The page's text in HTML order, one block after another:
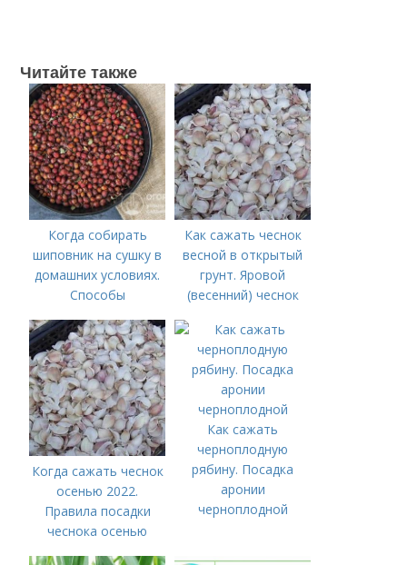
Читайте также
Когда собирать
шиповник на сушку в
домашних условиях.
Способы
Как сажать чеснок
весной в открытый
грунт. Яровой
(весенний) чеснок
Когда сажать чеснок
осенью 2022.
Правила посадки
чеснока осенью
Как сажать
черноплодную
рябину. Посадка
аронии
черноплодной